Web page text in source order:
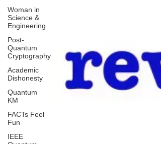
Woman in
Science &
Engineering
Post-
Quantum
Cryptography
Academic
Dishonesty
Quantum
KM
FACTs Feel
Fun
IEEE